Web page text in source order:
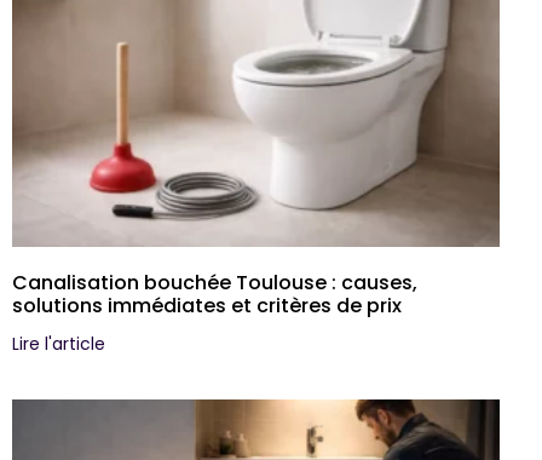
Canalisation bouchée Toulouse : causes,
solutions immédiates et critères de prix
Lire l'article